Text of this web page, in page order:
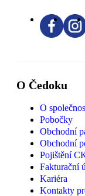
O Čedoku
O
Pobočky
Obchodní
Obchodní
Pojištění
Fakturační
Kariéra
Kontakty